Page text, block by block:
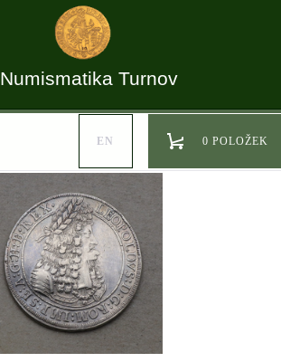
Numismatika Turnov
EN 0 POLOŽEK